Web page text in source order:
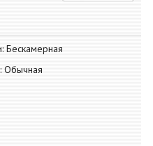
Бескамерная
Обычная